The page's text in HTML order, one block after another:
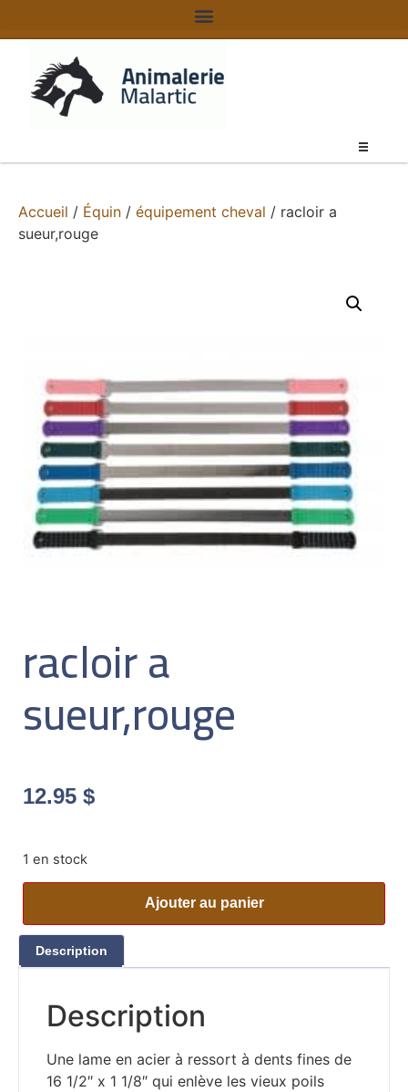
Accueil / Équin / équipement cheval / racloir a
sueur,rouge
racloir a
sueur,rouge
12.95 $
1 en stock
Ajouter au panier
Description
Description
Une lame en acier à ressort à dents fines de
16 1/2″ x 1 1/8″ qui enlève les vieux poils